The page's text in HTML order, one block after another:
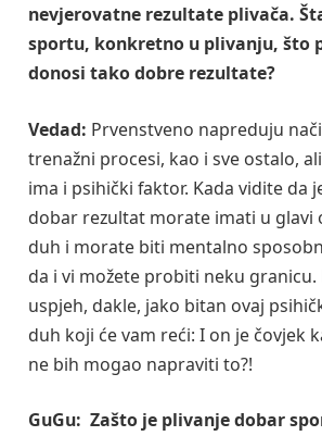
nevjerovatne rezultate plivača.
sportu, konkretno u plivanju, što
donosi tako dobre rezultate?
Vedad: Prvenstveno napreduju
trenažni procesi, kao i sve ostalo,
ima i psihički faktor. Kada vidite da
dobar rezultat morate imati u glavi
duh i morate biti mentalno
da i vi možete probiti neku granicu.
uspjeh, dakle, jako bitan ovaj
duh koji će vam reći: I on je čovjek
ne bih mogao napraviti to?!
GuGu: Zašto je plivanje dobar